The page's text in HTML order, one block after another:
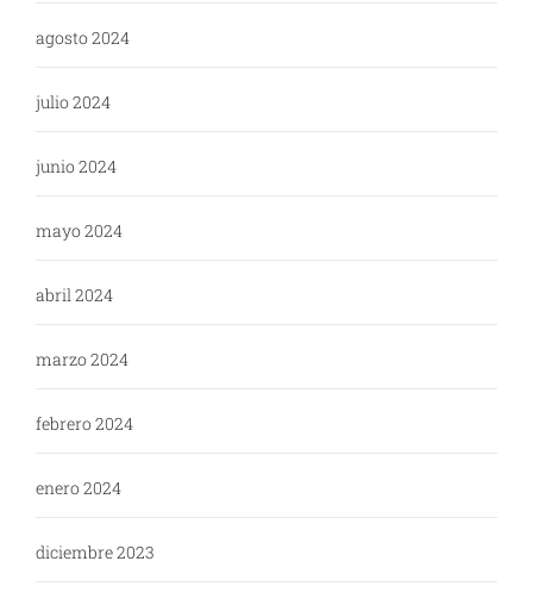
agosto 2024
julio 2024
junio 2024
mayo 2024
abril 2024
marzo 2024
febrero 2024
enero 2024
diciembre 2023